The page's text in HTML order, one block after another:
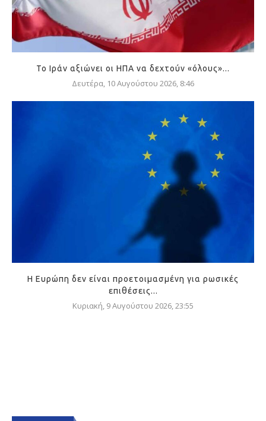
Το Ιράν αξιώνει οι ΗΠΑ να δεχτούν «όλους»...
Δευτέρα, 10 Αυγούστου 2026, 8:46
Η Ευρώπη δεν είναι προετοιμασμένη για ρωσικές
επιθέσεις...
Κυριακή, 9 Αυγούστου 2026, 23:55